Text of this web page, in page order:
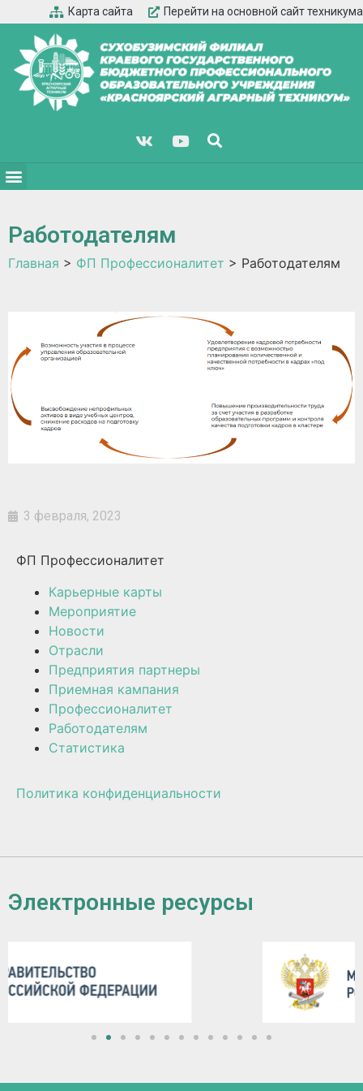
Карта сайта Перейти на основной сайт техникума
Работодателям
Главная > ФП Профессионалитет > Работодателям
3 февраля, 2023
ФП Профессионалитет
Карьерные карты
Мероприятие
Новости
Отрасли
Предприятия партнеры
Приемная кампания
Профессионалитет
Работодателям
Статистика
Политика конфиденциальности
Электронные ресурсы